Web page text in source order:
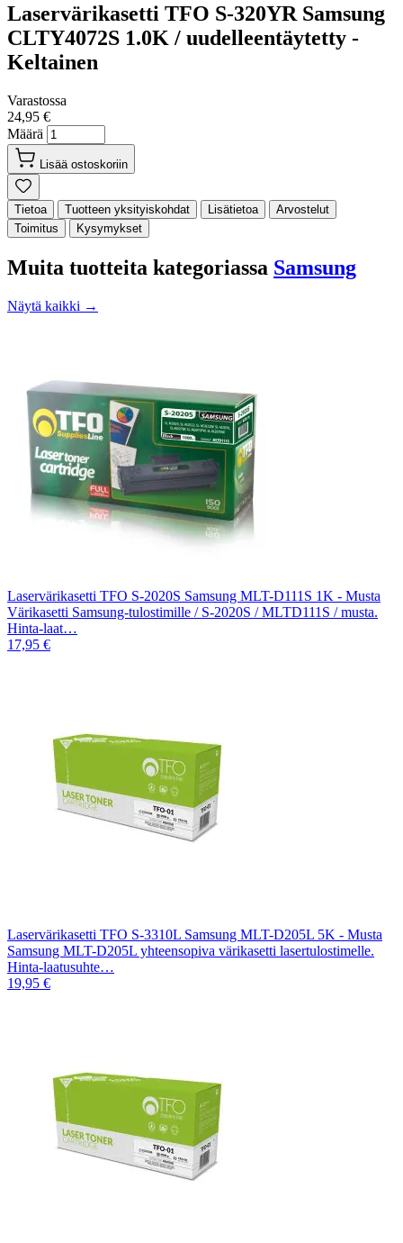
Laservärikasetti TFO S-320YR Samsung
CLTY4072S 1.0K / uudelleentäytetty -
Keltainen
Varastossa
24,95 €
Määrä
Lisää ostoskoriin
Tietoa Tuotteen yksityiskohdat Lisätietoa
Arvostelut
Toimitus
Kysymykset
Muita tuotteita kategoriassa Samsung
Näytä kaikki →
Laservärikasetti TFO S-2020S Samsung MLT-D111S 1K - Musta
Värikasetti Samsung-tulostimille / S-2020S / MLTD111S / musta.
Hinta-laat…
17,95 €
Laservärikasetti TFO S-3310L Samsung MLT-D205L 5K - Musta
Samsung MLT-D205L yhteensopiva värikasetti lasertulostimelle.
Hinta-laatusuhte…
19,95 €